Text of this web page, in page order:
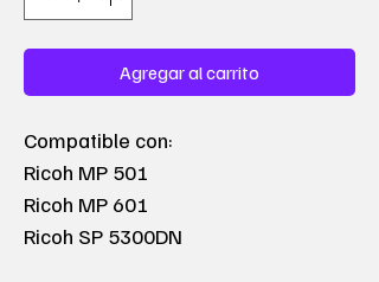
Agregar al carrito
Compatible con:
Ricoh MP 501
Ricoh MP 601
Ricoh SP 5300DN